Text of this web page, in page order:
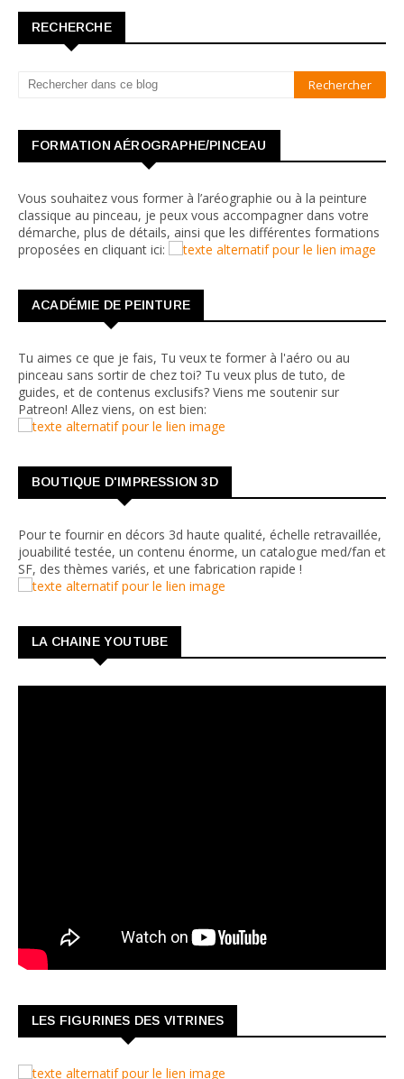
RECHERCHE
FORMATION AÉROGRAPHE/PINCEAU
Vous souhaitez vous former à l’aréographie ou à la peinture
classique au pinceau, je peux vous accompagner dans votre
démarche, plus de détails, ainsi que les différentes formations
proposées en cliquant ici:
ACADÉMIE DE PEINTURE
Tu aimes ce que je fais, Tu veux te former à l'aéro ou au
pinceau sans sortir de chez toi? Tu veux plus de tuto, de
guides, et de contenus exclusifs? Viens me soutenir sur
Patreon! Allez viens, on est bien:
BOUTIQUE D'IMPRESSION 3D
Pour te fournir en décors 3d haute qualité, échelle retravaillée,
jouabilité testée, un contenu énorme, un catalogue med/fan et
SF, des thèmes variés, et une fabrication rapide !
LA CHAINE YOUTUBE
LES FIGURINES DES VITRINES